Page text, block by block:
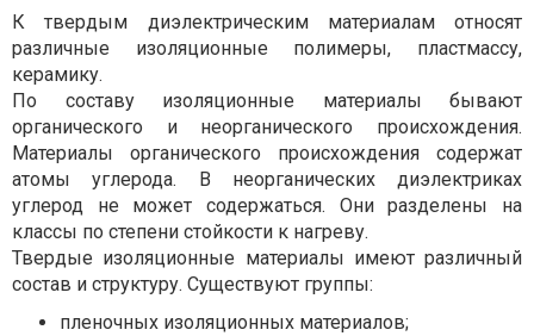
К твердым диэлектрическим материалам относят
различные изоляционные полимеры, пластмассу,
керамику.
По составу изоляционные материалы бывают
органического и неорганического происхождения.
Материалы органического происхождения содержат
атомы углерода. В неорганических диэлектриках
углерод не может содержаться. Они разделены на
классы по степени стойкости к нагреву.
Твердые изоляционные материалы имеют различный
состав и структуру. Существуют группы:
пленочных изоляционных материалов;